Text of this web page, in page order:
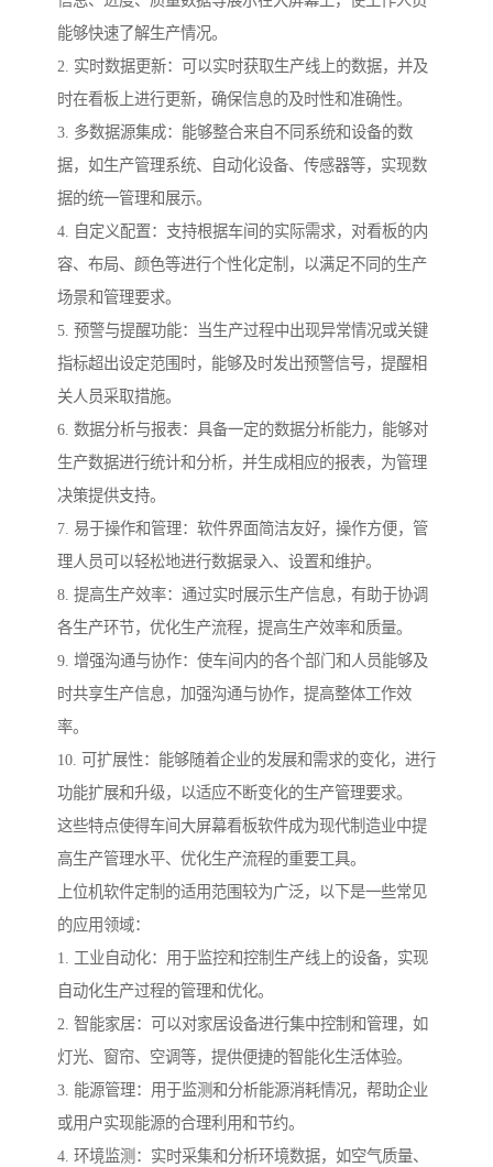
能够快速了解生产情况。
2. 实时数据更新：可以实时获取生产线上的数据，并及
时在看板上进行更新，确保信息的及时性和准确性。
3. 多数据源集成：能够整合来自不同系统和设备的数
据，如生产管理系统、自动化设备、传感器等，实现数
据的统一管理和展示。
4. 自定义配置：支持根据车间的实际需求，对看板的内
容、布局、颜色等进行个性化定制，以满足不同的生产
场景和管理要求。
5. 预警与提醒功能：当生产过程中出现异常情况或关键
指标超出设定范围时，能够及时发出预警信号，提醒相
关人员采取措施。
6. 数据分析与报表：具备一定的数据分析能力，能够对
生产数据进行统计和分析，并生成相应的报表，为管理
决策提供支持。
7. 易于操作和管理：软件界面简洁友好，操作方便，管
理人员可以轻松地进行数据录入、设置和维护。
8. 提高生产效率：通过实时展示生产信息，有助于协调
各生产环节，优化生产流程，提高生产效率和质量。
9. 增强沟通与协作：使车间内的各个部门和人员能够及
时共享生产信息，加强沟通与协作，提高整体工作效
率。
10. 可扩展性：能够随着企业的发展和需求的变化，进行
功能扩展和升级，以适应不断变化的生产管理要求。
这些特点使得车间大屏幕看板软件成为现代制造业中提
高生产管理水平、优化生产流程的重要工具。
上位机软件定制的适用范围较为广泛，以下是一些常见
的应用领域：
1. 工业自动化：用于监控和控制生产线上的设备，实现
自动化生产过程的管理和优化。
2. 智能家居：可以对家居设备进行集中控制和管理，如
灯光、窗帘、空调等，提供便捷的智能化生活体验。
3. 能源管理：用于监测和分析能源消耗情况，帮助企业
或用户实现能源的合理利用和节约。
4. 环境监测：实时采集和分析环境数据，如空气质量、